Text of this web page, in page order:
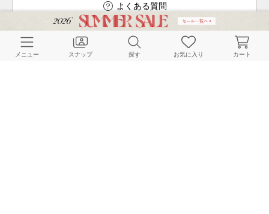
よくある質問
メニュー スナップ 探す お気に入り カート